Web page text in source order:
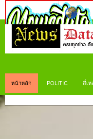
หน้าหลัก POLITIC สี่เ